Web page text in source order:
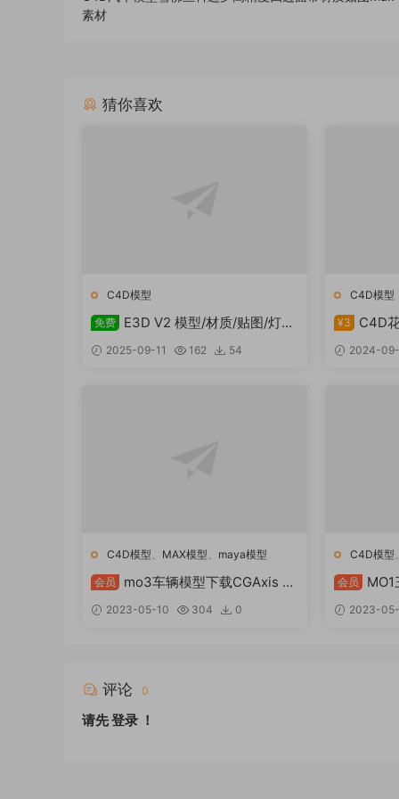
素材
猜你喜欢
C4D模型
免费
E3D V2 模型/材质/贴图/灯光
2, Backlight, Pro Shaders 2
2025-09-11 162 54
C4D模型
¥3
C4D
2024-
C4D模型、 MAX模型、 maya模型
会员
mo3车辆模型下载CGAxis 车
2023-05-10 304 0
C4D模型
会员
2023-
评论 0
请先登录 ！